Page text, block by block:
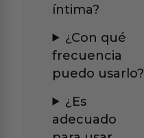
íntima?
¿Con qué
frecuencia
puedo usarlo?
¿Es
adecuado